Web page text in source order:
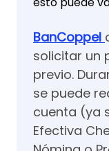
BanCoppel
solicitar un
previo.
se puede
cuenta (ya
Efectiva